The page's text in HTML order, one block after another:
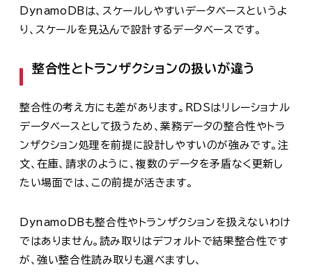
DynamoDBは、スケールしやすいデータベースというよ
り、スケールを見込んで設計するデータベースです。
整合性とトランザクションの扱いが違う
整合性の考え方にも差があります。RDSはリレーショナル
データベースとして扱うため、業務データの整合性やトラ
ンザクション処理を前提に設計しやすいのが強みです。注
文、在庫、請求のように、複数のデータを矛盾なく更新し
たい場面では、この前提が活きます。
DynamoDBも整合性やトランザクションを扱えないわけ
ではありません。読み取りはデフォルトで結果整合性です
が、強い整合性読み取りも選べますし、